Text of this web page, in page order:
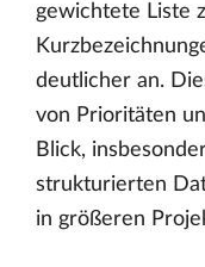
gewichtete Liste
deutlicher an.
von Prioritäten
Blick,
strukturierten
in größeren